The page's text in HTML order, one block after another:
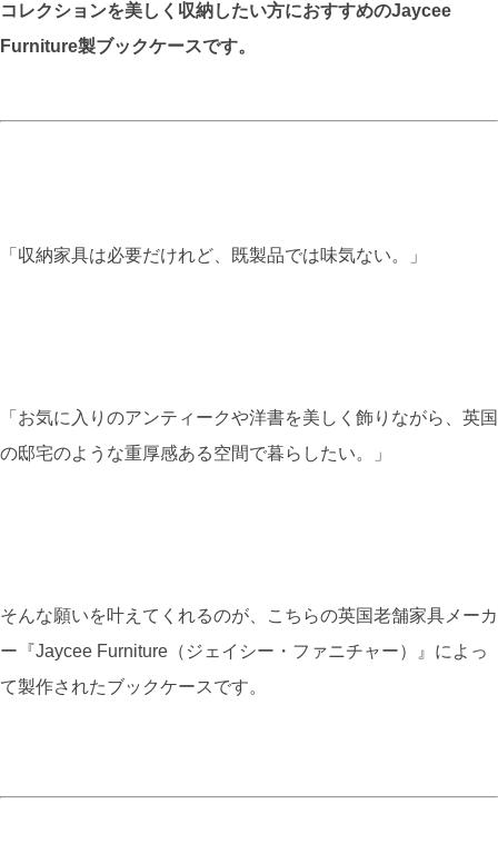
コレクションを美しく収納したい方におすすめのJaycee
Furniture製ブックケースです。
「収納家具は必要だけれど、既製品では味気ない。」
「お気に入りのアンティークや洋書を美しく飾りながら、英国
の邸宅のような重厚感ある空間で暮らしたい。」
そんな願いを叶えてくれるのが、こちらの英国老舗家具メーカ
ー『Jaycee Furniture（ジェイシー・ファニチャー）』によっ
て製作されたブックケースです。